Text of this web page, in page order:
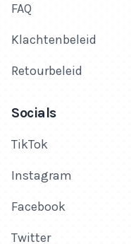
FAQ
Klachtenbeleid
Retourbeleid
Socials
TikTok
Instagram
Facebook
Twitter